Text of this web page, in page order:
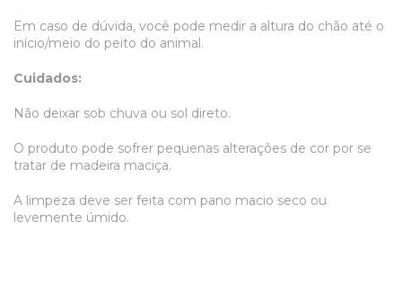
Em caso de dúvida, você pode medir a altura do chão até o
início/meio do peito do animal.
Cuidados:
Não deixar sob chuva ou sol direto.
O produto pode sofrer pequenas alterações de cor por se
tratar de madeira maciça.
A limpeza deve ser feita com pano macio seco ou
levemente úmido.